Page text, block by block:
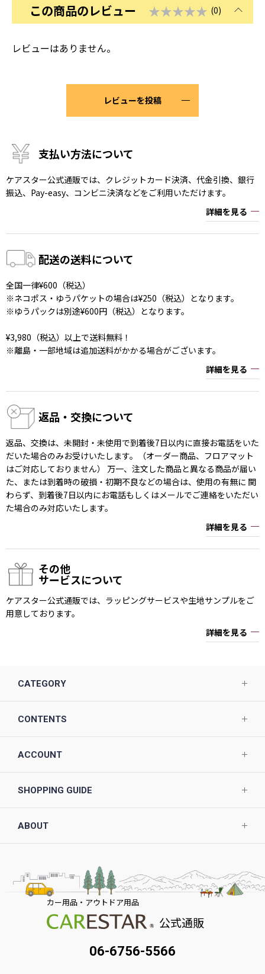
この商品のレビュー ★★★★★ (0)
レビューはありません。
レビューを投稿
支払い方法について
ケアスター公式通販では、クレジットカード決済、代金引換、銀行
振込、Pay-easy、コンビニ決済などをご利用いただけます。
詳細を見る
配送の送料について
全国一律¥600（税込）
※ネコポス・ゆうパケットの場合は¥250（税込）となります。
※ゆうパックは別途¥600円（税込）となります。
¥3,980（税込）以上で送料無料！
※離島・一部地域は追加送料がかかる場合がございます。
詳細を見る
返品・交換について
返品、交換は、未開封・未使用で到着後7日以内に直接お電話をいた
だいた場合のみお受けいたします。（オーダー商品、フロアマット
はご対応しておりません） 万一、注文した商品と異なる商品が届い
た、または到着時の破損・初期不良などの場合は、使用の有無に 関
わらず、到着後7日以内にお電話もしくはメールでご連絡をいただい
た場合のみ対応いたします。
詳細を見る
その他
サービスについて
ケアスター公式通販では、ラッピングサービスや生地サンプルをご
用意しております。
詳細を見る
CATEGORY
CONTENTS
ACCOUNT
SHOPPING GUIDE
ABOUT
カー用品・アウトドア用品
公式通販
06-6756-5566